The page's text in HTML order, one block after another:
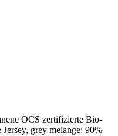
OCS zertifizierte Bio-
grey melange: 90%